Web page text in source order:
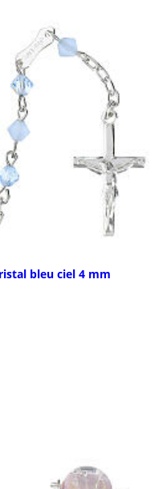
bleu ciel 4 mm